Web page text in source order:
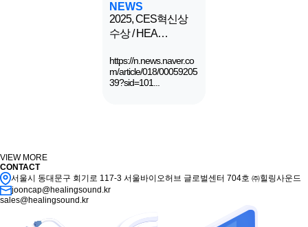
NEWS
2025, CES혁신상
수상 / HEA…
https://n.news.naver.co
m/article/018/00059205
39?sid=101...
VIEW MORE
CONTACT
서울시 동대문구 회기로 117-3 서울바이오허브 글로벌센터 704호 ㈜힐링사운드
jooncap@healingsound.kr
sales@healingsound.kr